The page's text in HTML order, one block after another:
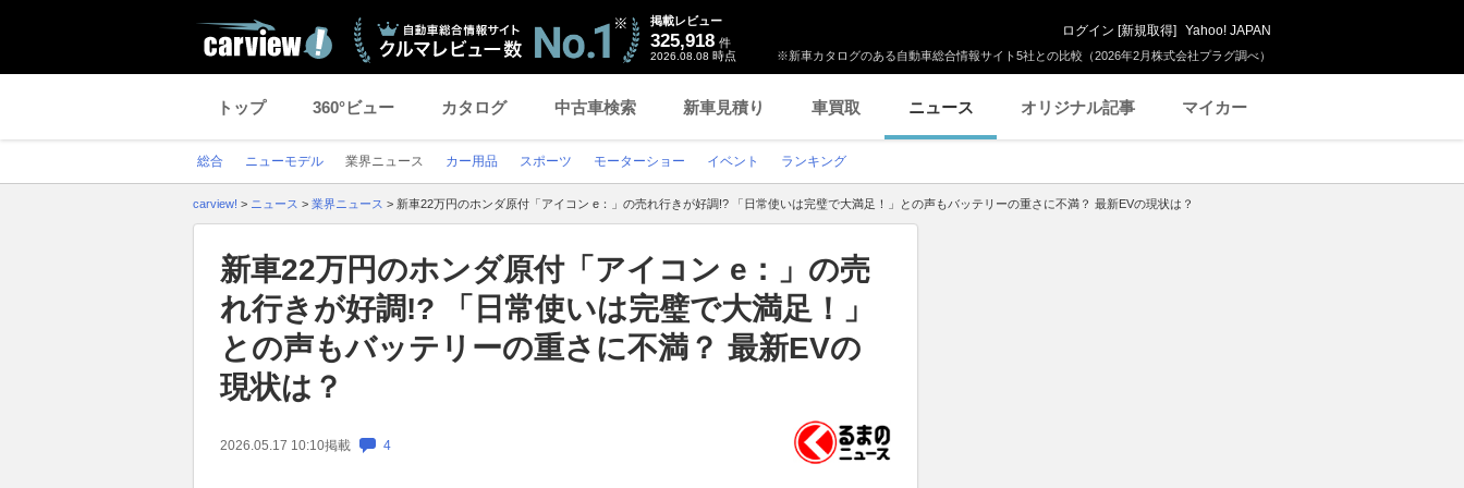
※新車カタログのある自動車総合情報サイト5社との比較（2026年2月株式会社プラグ調べ）
掲載レビュー
325,918 件
2026.08.08 時点
ログイン [新規取得] Yahoo! JAPAN
トップ 360°ビュー カタログ 中古車検索 新車見積り 車買取 ニュース オリジナル記事 マイカー
総合 ニューモデル 業界ニュース カー用品 スポーツ モーターショー イベント ランキング
carview! > ニュース > 業界ニュース > 新車22万円のホンダ原付「アイコン e：」の売れ行きが好調!? 「日常使いは完璧で大満足！」との声もバッテリーの重さに不満？ 最新EVの現状は？
新車22万円のホンダ原付「アイコン e：」の売
れ行きが好調!? 「日常使いは完璧で大満足！」
との声もバッテリーの重さに不満？ 最新EVの
現状は？
2026.05.17 10:10掲載 4